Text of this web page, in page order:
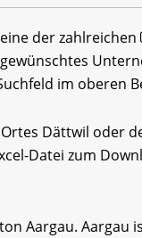
der zahlreichen
im oberen
Dättwil oder
Datei zum
Aargau. Aargau